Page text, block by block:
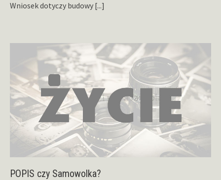
Wniosek dotyczy budowy [...]
POPIS czy Samowolka?